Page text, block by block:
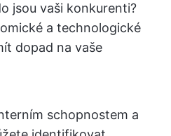
jsou vaši konkurenti?
a technologické
dopad na vaše
schopnostem a